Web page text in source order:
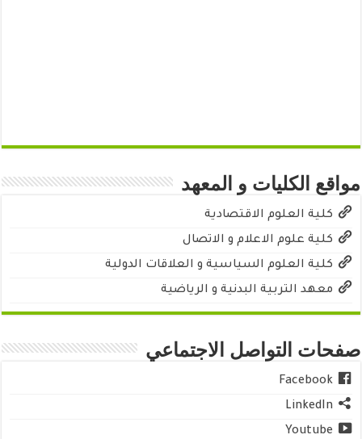
مواقع الكليات و المعهد
كلية العلوم الاقتصادية
كلية علوم الاعلام و الاتصال
كلية العلوم السياسية و العلاقات الدولية
معهد التربية البدنية و الرياضية
صفحات التواصل الاجتماعي
Facebook
LinkedIn
Youtube